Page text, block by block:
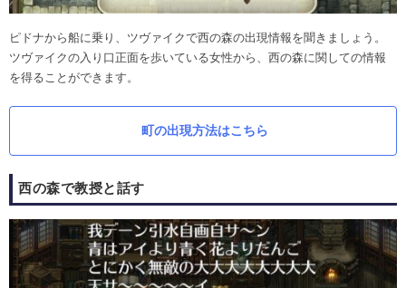
ピドナから船に乗り、ツヴァイクで西の森の出現情報を聞きましょう。
ツヴァイクの入り口正面を歩いている女性から、西の森に関しての情報
を得ることができます。
町の出現方法はこちら
西の森で教授と話す